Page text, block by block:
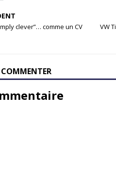
clever”… comme un CV
VW
COMMENTER